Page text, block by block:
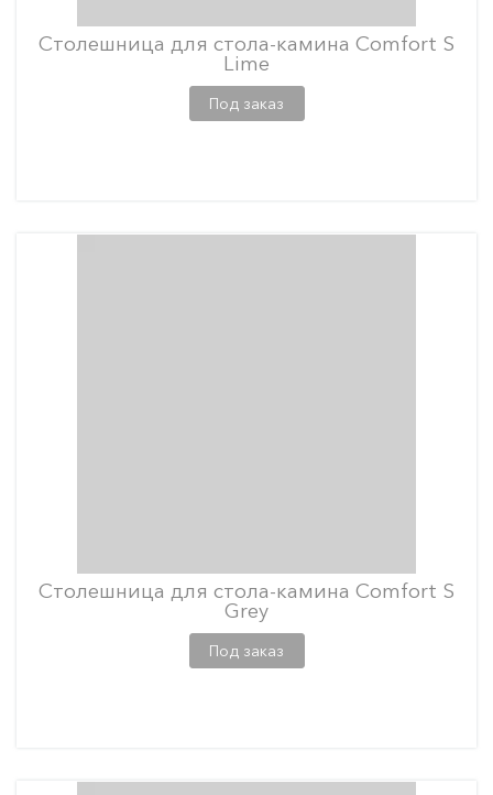
Столешница для стола-камина Comfort S
Lime
Под заказ
Столешница для стола-камина Comfort S
Grey
Под заказ